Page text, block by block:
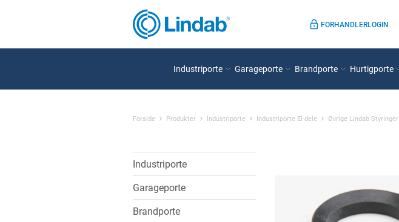
FORHANDLERLOGIN
Industriporte Garageporte Brandporte Hurtigporte
Forside Produkter Industriporte Industriporte El-dele Øvrige Lindab Styringer
Industriporte
Garageporte
Brandporte